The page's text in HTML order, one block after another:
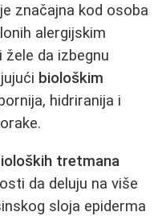
značajna kod osoba
alergijskim
žele da izbegnu
biološkim
hidriranija i
tretmana
da deluju na više
sloja epiderma